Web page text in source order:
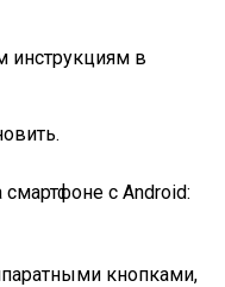
инструкциям в
смартфоне с Android:
кнопками,